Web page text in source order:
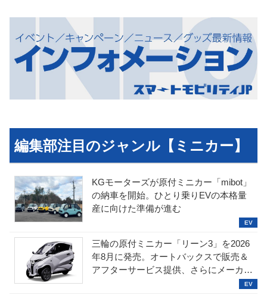
編集部注目のジャンル【ミニカー】
KGモーターズが原付ミニカー「mibot」
の納車を開始。ひとり乗りEVの本格量
産に向けた準備が進む
三輪の原付ミニカー「リーン3」を2026
年8月に発売。オートバックスで販売＆
アフターサービス提供、さらにメーカー